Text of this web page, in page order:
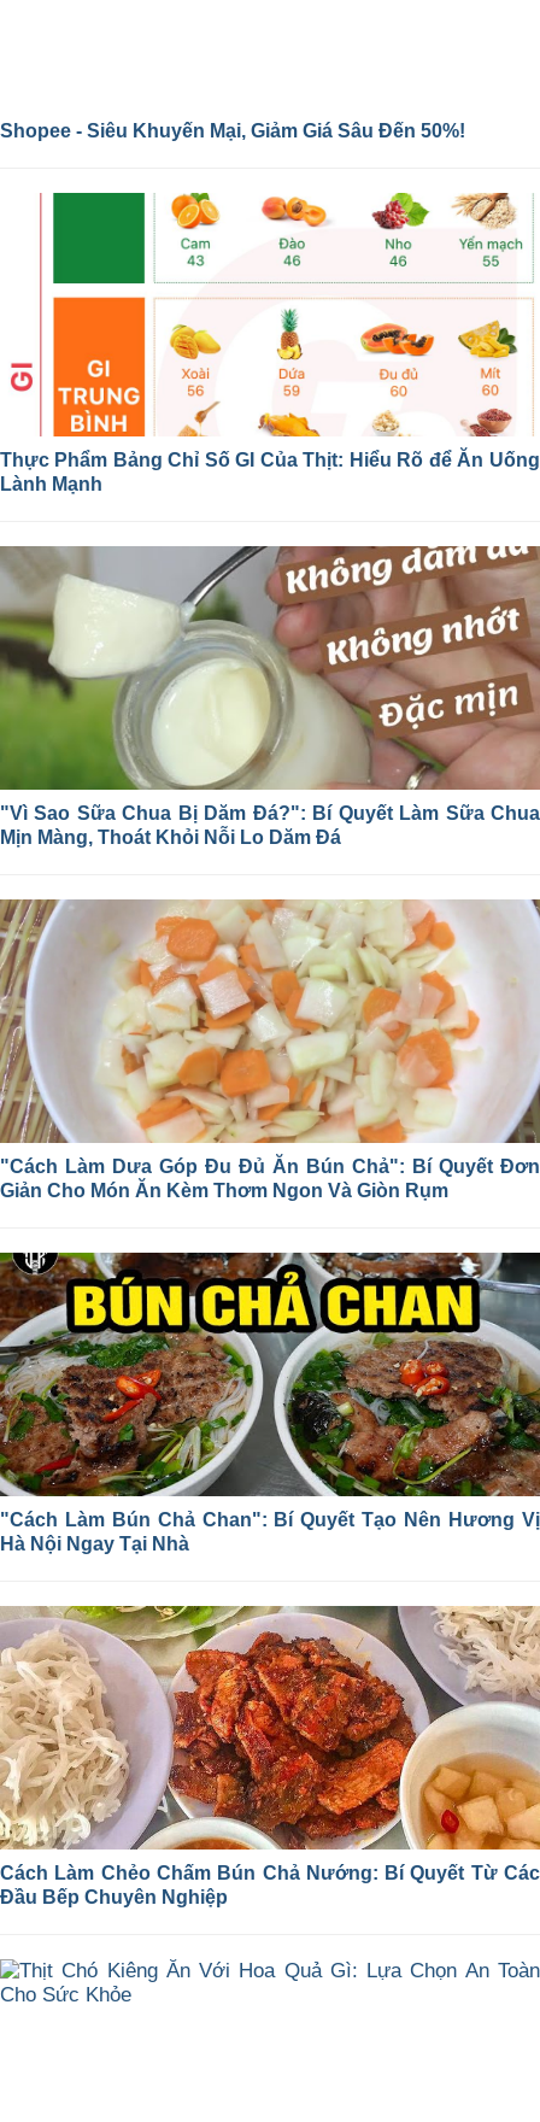
Shopee - Siêu Khuyến Mại, Giảm Giá Sâu Đến 50%!
Thực Phẩm Bảng Chỉ Số GI Của Thịt: Hiểu Rõ để Ăn Uống
Lành Mạnh
"Vì Sao Sữa Chua Bị Dăm Đá?": Bí Quyết Làm Sữa Chua
Mịn Màng, Thoát Khỏi Nỗi Lo Dăm Đá
"Cách Làm Dưa Góp Đu Đủ Ăn Bún Chả": Bí Quyết Đơn
Giản Cho Món Ăn Kèm Thơm Ngon Và Giòn Rụm
"Cách Làm Bún Chả Chan": Bí Quyết Tạo Nên Hương Vị
Hà Nội Ngay Tại Nhà
Cách Làm Chẻo Chấm Bún Chả Nướng: Bí Quyết Từ Các
Đầu Bếp Chuyên Nghiệp